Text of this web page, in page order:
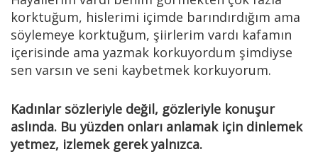
korktuğum, hislerimi içimde barındırdığım ama
söylemeye korktuğum, şiirlerim vardı kafamın
içerisinde ama yazmak korkuyordum şimdiyse
sen varsın ve seni kaybetmek korkuyorum.
Kadınlar sözleriyle değil, gözleriyle konuşur
aslında. Bu yüzden onları anlamak için dinlemek
yetmez, izlemek gerek yalnızca.